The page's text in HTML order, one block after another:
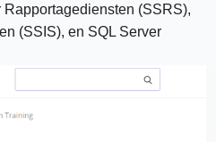
(SSRS),
(SSIS), en SQL Server